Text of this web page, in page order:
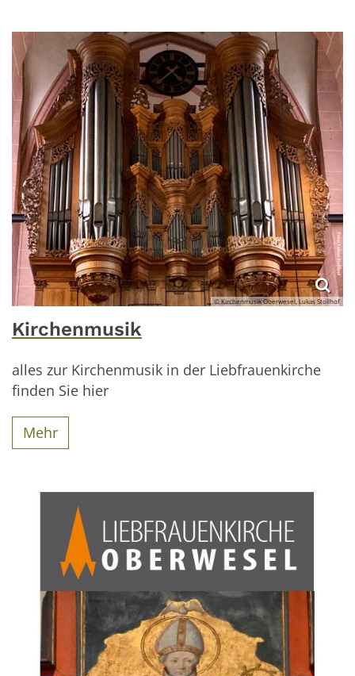
© Kirchenmusik Oberwesel, Lukas Stollhof
Kirchenmusik
alles zur Kirchenmusik in der Liebfrauenkirche
finden Sie hier
Mehr